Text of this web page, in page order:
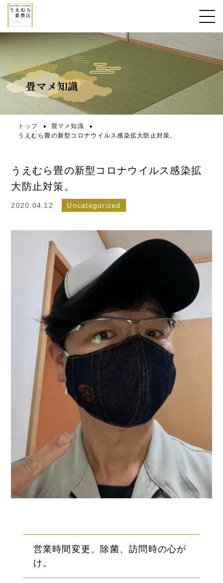
畳マメ知識
トップ
畳マメ知識
うえむら畳の新型コロナウイルス感染拡大防止対策。
うえむら畳の新型コロナウイルス感染拡
大防止対策。
2020.04.12 Uncategorized
営業時間変更、除菌、訪問時の心が
け。